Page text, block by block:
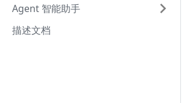
Agent 智能助手
描述文档